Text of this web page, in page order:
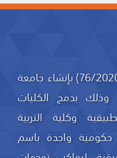
جاء المرسوم السلطاني رقم (76/2020) بإنشاء جامعة
وذلك بدمج الكليات
وكلية التربية
واحدة باسم